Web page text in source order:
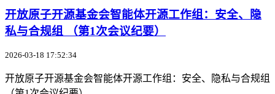
开放原子开源基金会智能体开源工作组：安全、隐
私与合规组 （第1次会议纪要）
2026-03-18 17:52:34
开放原子开源基金会智能体开源工作组：安全、隐私与合规组